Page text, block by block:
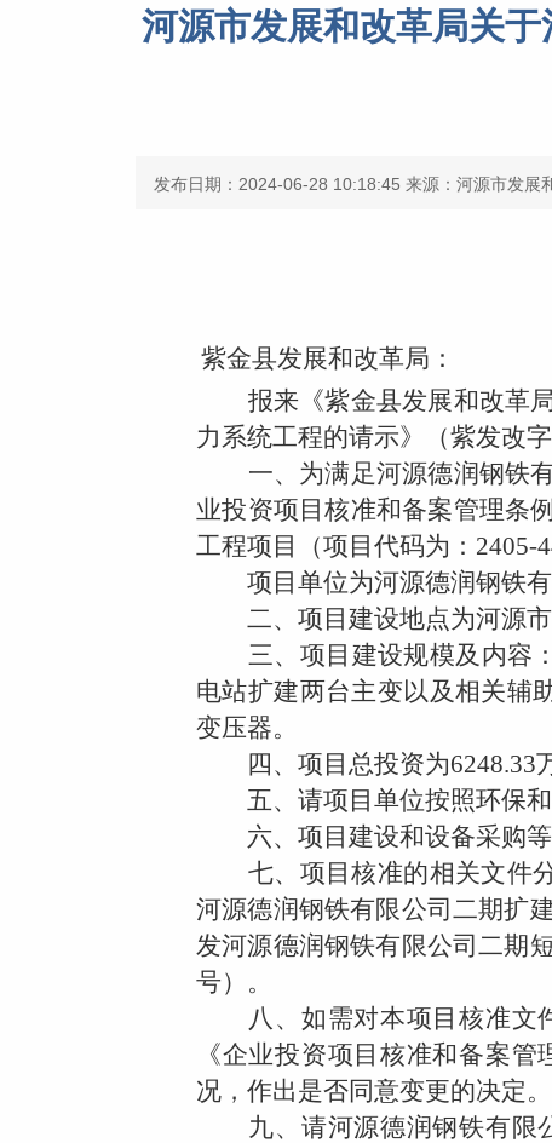
河源市发展和改革局关
发布日期：2024-06-28 10:18:45 来源：河源市发展
紫金县发展和改革局：
报来《紫金县发展和改革局
力系统工程的请示》（紫发改
一、为满足河源德润钢铁有
业投资项目核准和备案管理条
工程项目（项目代码为： 2405-
项目单位为河源德润钢铁有
二、项目建设地点为河源市
三、项目建设规模及内容
电站扩建两台主变以及相关辅
变压器。
四、项目总投资为6248.33
五、请项目单位按照环保和
六、项目建设和设备采购等
七、项目核准的相关文件分
河源德润钢铁有限公司二期扩
发河源德润钢铁有限公司二期
号）。
八、如需对本项目核准文件
《企业投资项目核准和备案
况，作出是否同意变更的决定。
九、请河源德润钢铁有限公